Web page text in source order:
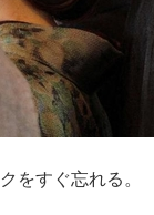
をすぐ忘れる。